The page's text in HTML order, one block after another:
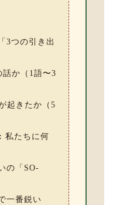
3つの引き出
話か（1語〜3
起きたか（5
私たちに何
の「SO-
一番鋭い